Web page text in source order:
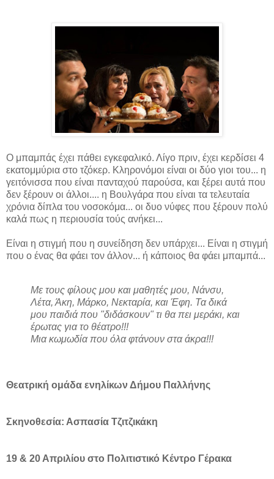
Ο μπαμπάς έχει πάθει εγκεφαλικό. Λίγο πριν, έχει κερδίσει 4
εκατομμύρια στο τζόκερ. Κληρονόμοι είναι οι δύο γιοι του... η
γειτόνισσα που είναι πανταχού παρούσα, και ξέρει αυτά που
δεν ξέρουν οι άλλοι.... η Βουλγάρα που είναι τα τελευταία
χρόνια δίπλα του νοσοκόμα... οι δυο νύφες που ξέρουν πολύ
καλά πως η περιουσία τούς ανήκει...
Είναι η στιγμή που η συνείδηση δεν υπάρχει... Είναι η στιγμή
που ο ένας θα φάει τον άλλον... ή κάποιος θα φάει μπαμπά...
Με τους φίλους μου και μαθητές μου, Νάνσυ,
Λέτα, Άκη, Μάρκο, Νεκταρία, και Έφη. Τα δικά
μου παιδιά που "διδάσκουν" τι θα πει μεράκι, και
έρωτας για το θέατρο!!!
Μια κωμωδία που όλα φτάνουν στα άκρα!!!
Θεατρική ομάδα ενηλίκων Δήμου Παλλήνης
Σκηνοθεσία: Ασπασία Τζιτζικάκη
19 & 20 Απριλίου στο Πολιτιστικό Κέντρο Γέρακα